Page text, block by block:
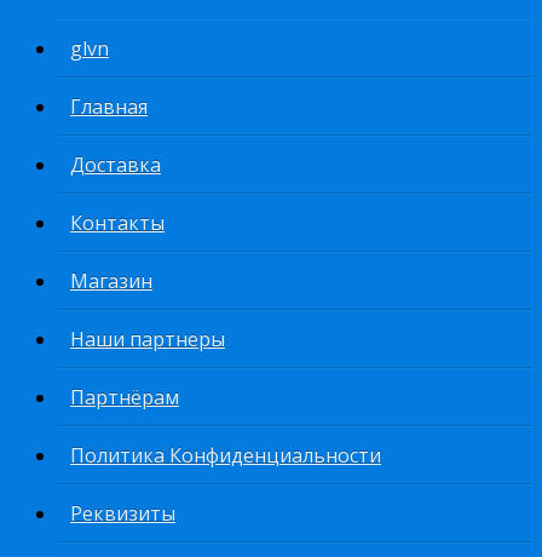
glvn
Главная
Доставка
Контакты
Магазин
Наши партнеры
Партнёрам
Политика Конфиденциальности
Реквизиты